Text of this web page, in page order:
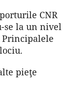
CNR
se la un nivel
pieţe